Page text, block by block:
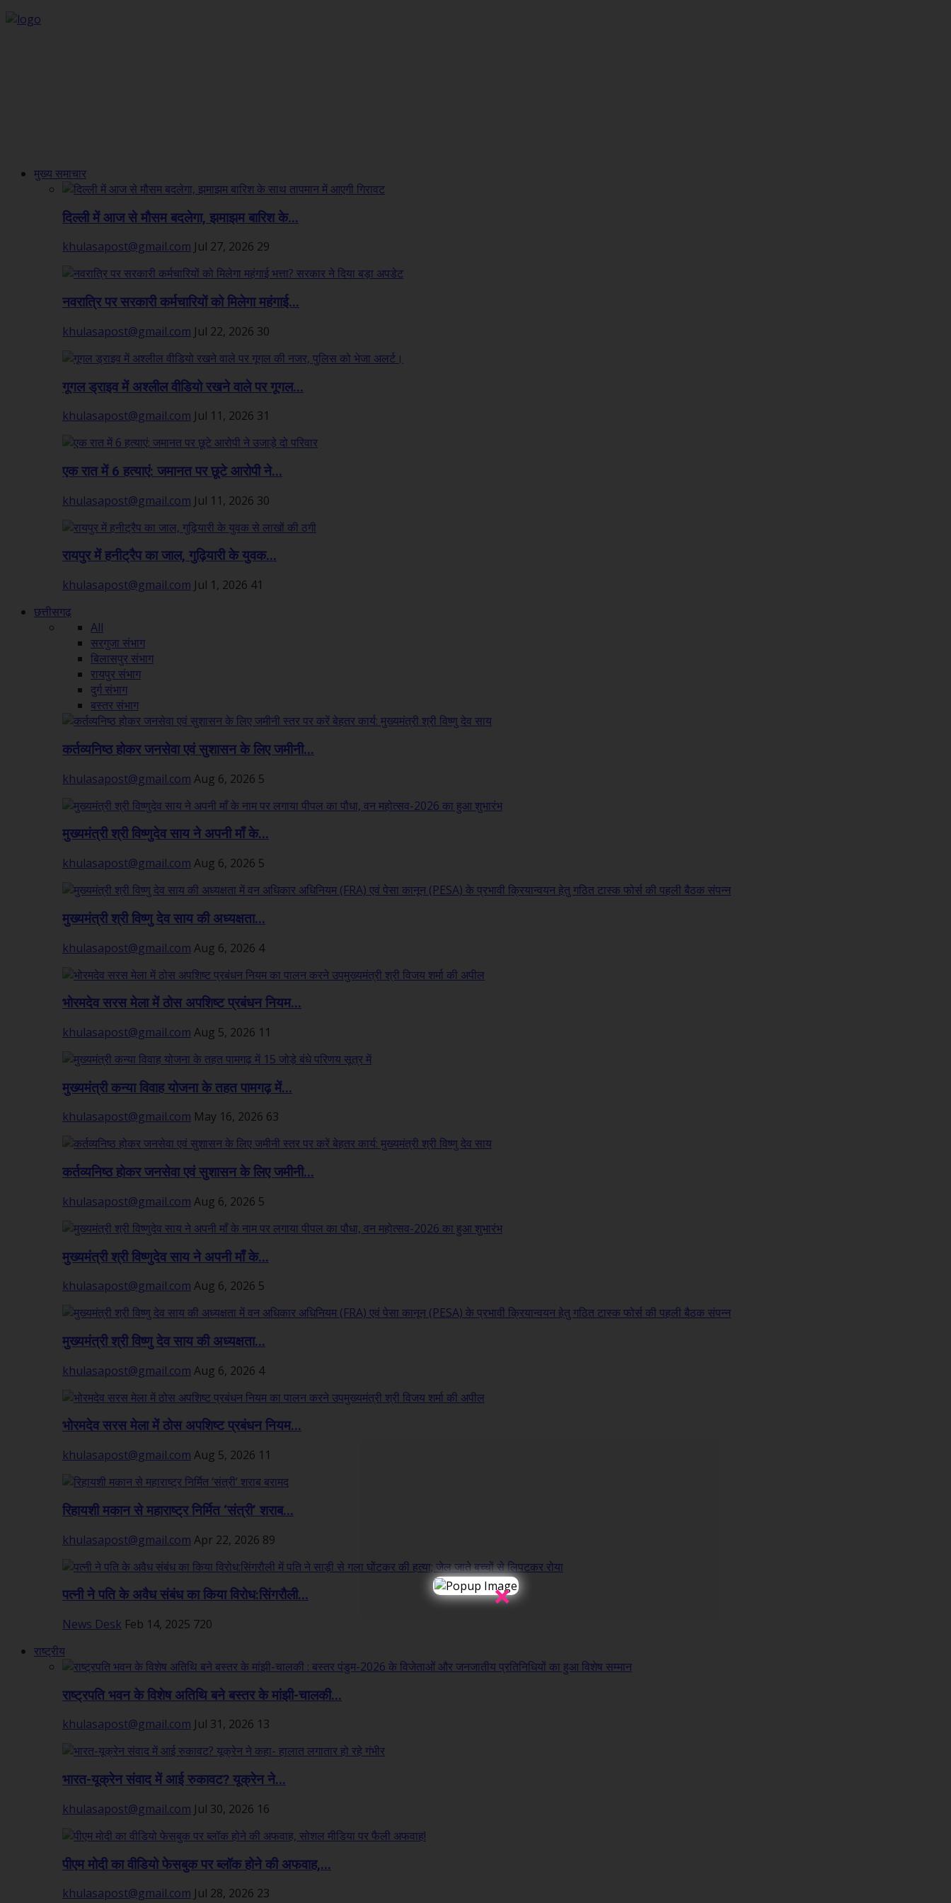
मुख्य समाचार
दिल्ली में आज से मौसम बदलेगा, झमाझम बारिश के...
khulasapost@gmail.com Jul 27, 2026 29
नवरात्रि पर सरकारी कर्मचारियों को मिलेगा महंगाई...
khulasapost@gmail.com Jul 22, 2026 30
गूगल ड्राइव में अश्लील वीडियो रखने वाले पर गूगल...
khulasapost@gmail.com Jul 11, 2026 31
एक रात में 6 हत्याएं: जमानत पर छूटे आरोपी ने...
khulasapost@gmail.com Jul 11, 2026 30
रायपुर में हनीट्रैप का जाल, गुढ़ियारी के युवक...
khulasapost@gmail.com Jul 1, 2026 41
छत्तीसगढ़
All
सरगुजा संभाग
बिलासपुर संभाग
रायपुर संभाग
दुर्ग संभाग
बस्तर संभाग
कर्तव्यनिष्ठ होकर जनसेवा एवं सुशासन के लिए जमीनी...
khulasapost@gmail.com Aug 6, 2026 5
मुख्यमंत्री श्री विष्णुदेव साय ने अपनी माँ के...
khulasapost@gmail.com Aug 6, 2026 5
मुख्यमंत्री श्री विष्णु देव साय की अध्यक्षता...
khulasapost@gmail.com Aug 6, 2026 4
भोरमदेव सरस मेला में ठोस अपशिष्ट प्रबंधन नियम...
khulasapost@gmail.com Aug 5, 2026 11
मुख्यमंत्री कन्या विवाह योजना के तहत पामगढ़ में...
khulasapost@gmail.com May 16, 2026 63
कर्तव्यनिष्ठ होकर जनसेवा एवं सुशासन के लिए जमीनी...
khulasapost@gmail.com Aug 6, 2026 5
मुख्यमंत्री श्री विष्णुदेव साय ने अपनी माँ के...
khulasapost@gmail.com Aug 6, 2026 5
मुख्यमंत्री श्री विष्णु देव साय की अध्यक्षता...
khulasapost@gmail.com Aug 6, 2026 4
भोरमदेव सरस मेला में ठोस अपशिष्ट प्रबंधन नियम...
khulasapost@gmail.com Aug 5, 2026 11
रिहायशी मकान से महाराष्ट्र निर्मित ‘संत्री’ शराब...
khulasapost@gmail.com Apr 22, 2026 89
पत्नी ने पति के अवैध संबंध का किया विरोध:सिंगरौली...
News Desk Feb 14, 2025 720
राष्ट्रीय
राष्ट्रपति भवन के विशेष अतिथि बने बस्तर के मांझी-चालकी...
khulasapost@gmail.com Jul 31, 2026 13
भारत-यूक्रेन संवाद में आई रुकावट? यूक्रेन ने...
khulasapost@gmail.com Jul 30, 2026 16
पीएम मोदी का वीडियो फेसबुक पर ब्लॉक होने की अफवाह,...
khulasapost@gmail.com Jul 28, 2026 23
×